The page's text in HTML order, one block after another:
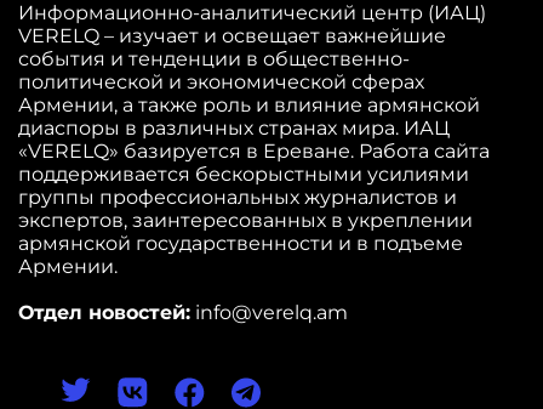
Информационно-аналитический центр (ИАЦ)
VERELQ – изучает и освещает важнейшие
события и тенденции в общественно-
политической и экономической сферах
Армении, а также роль и влияние армянской
диаспоры в различных странах мира. ИАЦ
«VERELQ» базируется в Ереване. Работа сайта
поддерживается бескорыстными усилиями
группы профессиональных журналистов и
экспертов, заинтересованных в укреплении
армянской государственности и в подъеме
Армении.
Отдел новостей: info@verelq.am